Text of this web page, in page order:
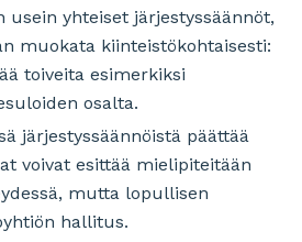
usein yhteiset järjestyssäännöt,
muokata kiinteistökohtaisesti:
toiveita esimerkiksi
osalta.
järjestyssäännöistä päättää
voivat esittää mielipiteitään
mutta lopullisen
hallitus.